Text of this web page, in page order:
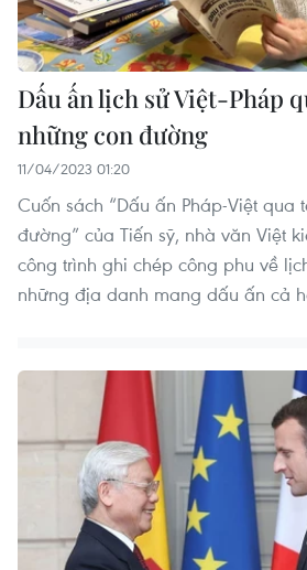
Dấu ấn lịch sử Việt-Pháp
những con đường
11/04/2023 01:20
Cuốn sách “Dấu ấn Pháp-Việt qua
đường” của Tiến sỹ, nhà văn Việt
công trình ghi chép công phu về
những địa danh mang dấu ấn cả